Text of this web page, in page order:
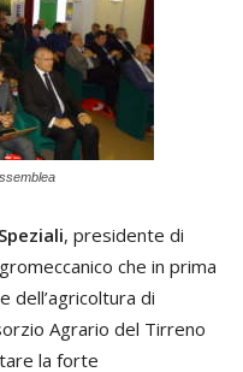
, presidente di
che in prima
dell’agricoltura di
Agrario del Tirreno
la forte